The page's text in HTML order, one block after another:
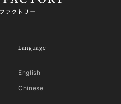
Language
English
Chinese